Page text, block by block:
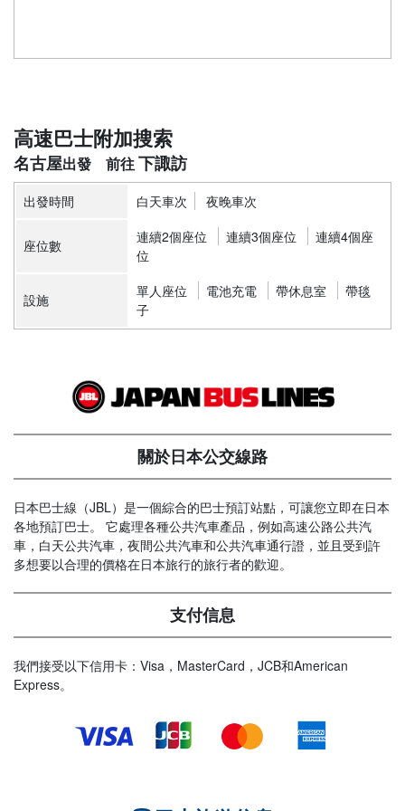
高速巴士附加搜索
名古屋 下諏訪
出發時間 白天車次 夜晚車次
座位數 連續2個座位 連續3個座位
連續4個座
位
設施 單人座位 電池充電 帶休息室
帶毯
子
關於日本公交線路
日本巴士線（JBL）是一個綜合的巴士預訂站點，可讓您立即在日本
各地預訂巴士。 它處理各種公共汽車產品，例如高速公路公共汽
車，白天公共汽車，夜間公共汽車和公共汽車通行證，並且受到許
多想要以合理的價格在日本旅行的旅行者的歡迎。
支付信息
我們接受以下信用卡：Visa，MasterCard，JCB和American
Express。